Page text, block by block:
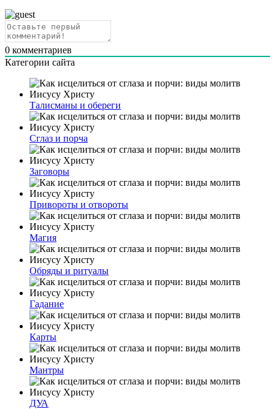
0 комментариев
Категории сайта
Талисманы и обереги
Сглаз и порча
Заговоры
Привороты и отвороты
Магия
Обряды и ритуалы
Гадание
Карты
Мантры
ДУА